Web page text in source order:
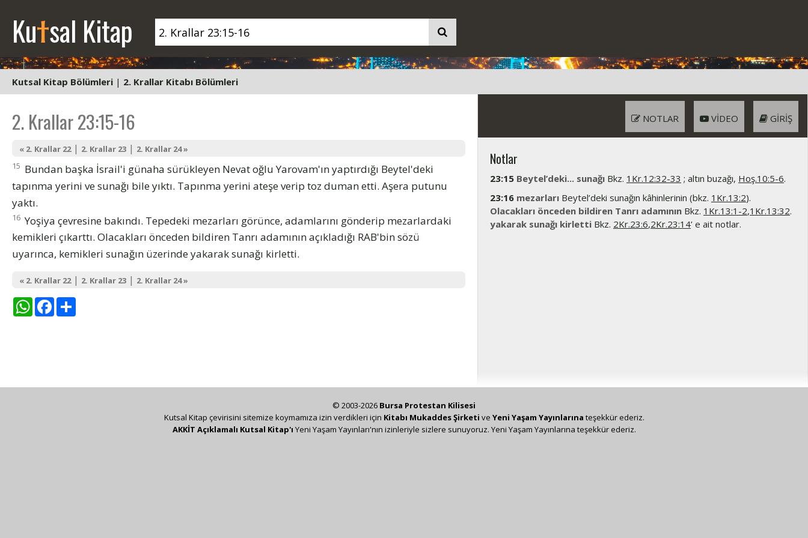
Kutsal Kitap
Kutsal Kitap Bölümleri | 2. Krallar Kitabı Bölümleri
2. Krallar 23:15-16
« 2. Krallar 22| 2. Krallar 23 | 2. Krallar 24 »
15 Bundan başka İsrail'i günaha sürükleyen Nevat oğlu Yarovam'ın yaptırdığı Beytel'deki
tapınma yerini ve sunağı bile yıktı. Tapınma yerini ateşe verip toz duman etti. Aşera putunu
yaktı.
16 Yoşiya çevresine bakındı. Tepedeki mezarları görünce, adamlarını gönderip mezarlardaki
kemikleri çıkarttı. Olacakları önceden bildiren Tanrı adamının açıkladığı RAB'bin sözü
uyarınca, kemikleri sunağın üzerinde yakarak sunağı kirletti.
« 2. Krallar 22| 2. Krallar 23 | 2. Krallar 24 »
WhatsAppFacebook
GIRIŞ
VIDEO
NOTLAR
Notlar
23:15 Beytel’deki... sunağı Bkz. 1Kr.12:32-33 ; altın buzağı, Hoş.10:5-6.
23:16 mezarları Beytel’deki sunağın kâhinlerinin (bkz. 1Kr.13:2).
Olacakları önceden bildiren Tanrı adamının Bkz. 1Kr.13:1-2,1Kr.13:32.
yakarak sunağı kirletti Bkz. 2Kr.23:6,2Kr.23:14’ e ait notlar.
© 2003-2026 Bursa Protestan Kilisesi
Kutsal Kitap çevirisini sitemize koymamıza izin verdikleri için Kitabı Mukaddes Şirketi ve Yeni Yaşam Yayınlarına teşekkür ederiz.
AKKİT Açıklamalı Kutsal Kitap'ı Yeni Yaşam Yayınları'nın izinleriyle sizlere sunuyoruz. Yeni Yaşam Yayınlarına teşekkür ederiz.